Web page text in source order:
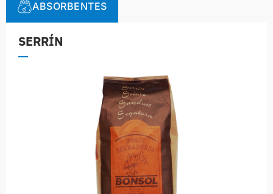
ABSORBENTES
SERRÍN